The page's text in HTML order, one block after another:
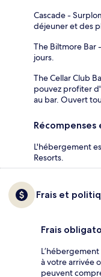
Cascade -
déjeuner et des
The Biltmore Bar
jours.
The Cellar Club
pouvez profiter
au bar. Ouvert
L'hébergement
Resorts.
Frais et
Frais
à votre arrivée
peuvent